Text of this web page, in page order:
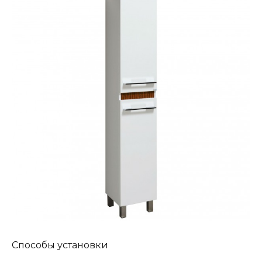
Способы установки